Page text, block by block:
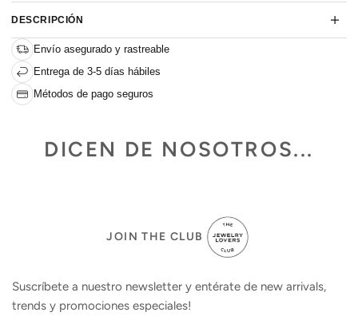
DESCRIPCIÓN
Envío asegurado y rastreable
Entrega de 3-5 días hábiles
Métodos de pago seguros
DICEN DE NOSOTROS...
JOIN THE CLUB
Suscríbete a nuestro newsletter y entérate de new arrivals,
trends y promociones especiales!